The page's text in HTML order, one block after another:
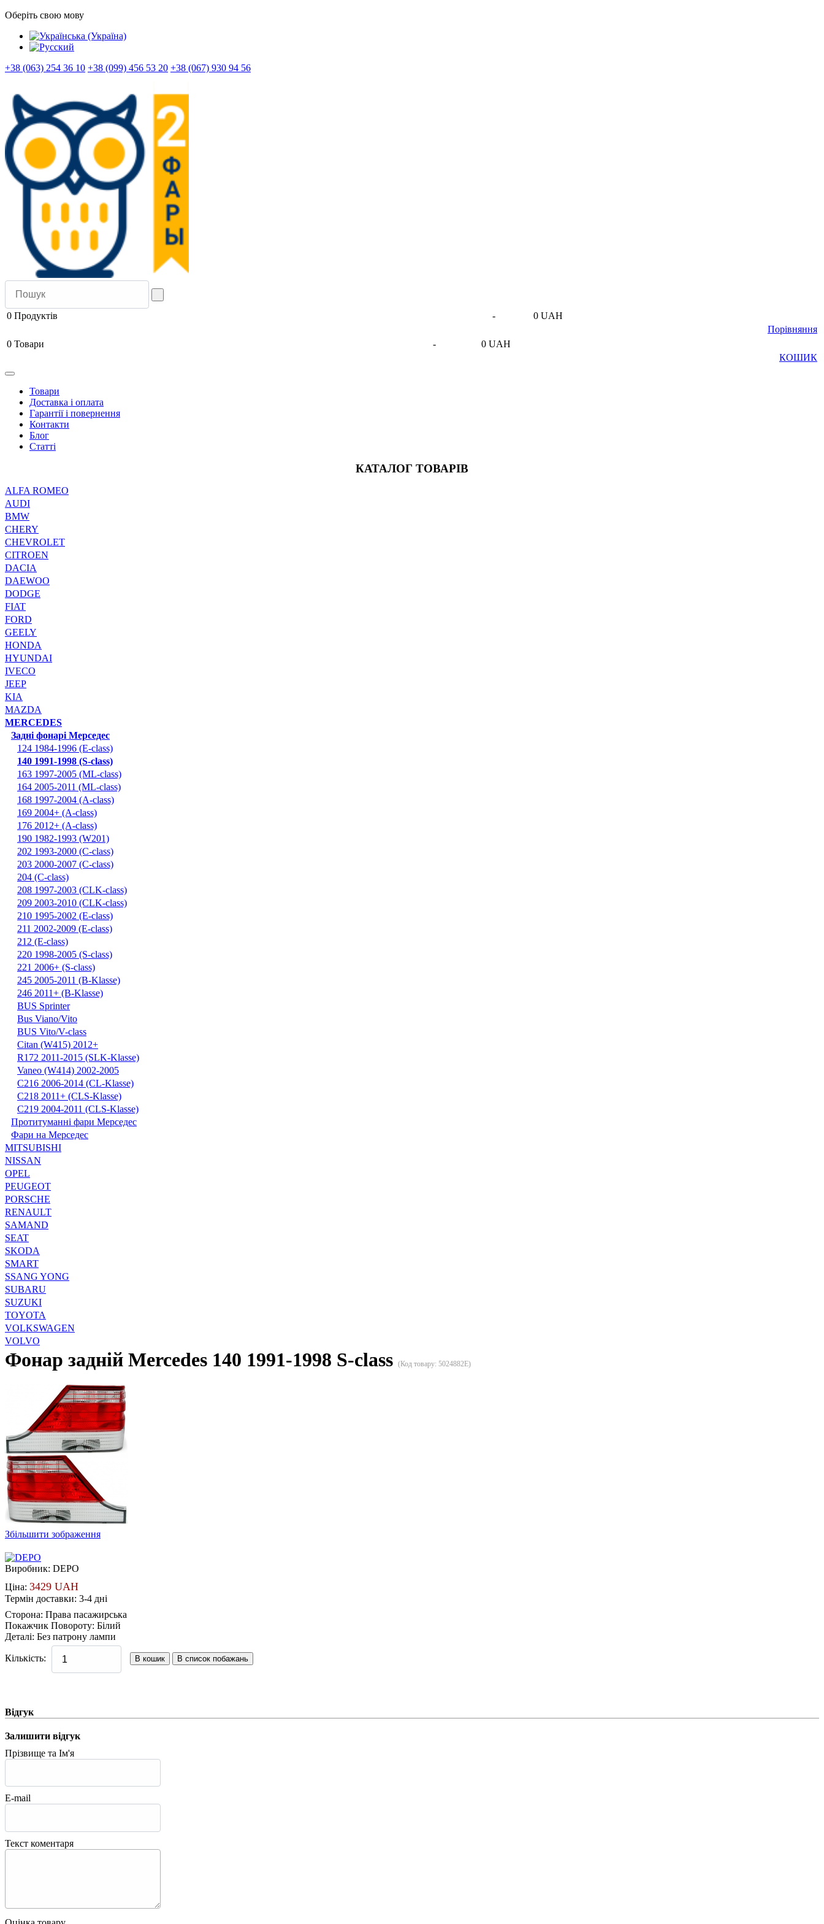
Оберіть свою мову
+38 (063) 254 36 10 +38 (099) 456 53 20 +38 (067) 930 94 56
0 Продуктів -
0 UAH
Порівняння
0 Товари -
0 UAH
КОШИК
Товари
Доставка і оплата
Гарантії і повернення
Контакти
Блог
Статті
КАТАЛОГ ТОВАРІВ
ALFA ROMEO
AUDI
BMW
CHERY
CHEVROLET
CITROEN
DACIA
DAEWOO
DODGE
FIAT
FORD
GEELY
HONDA
HYUNDAI
IVECO
JEEP
KIA
MAZDA
MERCEDES
Задні фонарі Мерседес
124 1984-1996 (E-class)
140 1991-1998 (S-class)
163 1997-2005 (ML-class)
164 2005-2011 (ML-class)
168 1997-2004 (A-class)
169 2004+ (A-class)
176 2012+ (A-class)
190 1982-1993 (W201)
202 1993-2000 (C-class)
203 2000-2007 (C-class)
204 (C-class)
208 1997-2003 (CLK-class)
209 2003-2010 (CLK-class)
210 1995-2002 (E-class)
211 2002-2009 (E-class)
212 (E-class)
220 1998-2005 (S-class)
221 2006+ (S-class)
245 2005-2011 (B-Klasse)
246 2011+ (B-Klasse)
BUS Sprinter
Bus Viano/Vito
BUS Vito/V-class
Citan (W415) 2012+
R172 2011-2015 (SLK-Klasse)
Vaneo (W414) 2002-2005
С216 2006-2014 (CL-Klasse)
С218 2011+ (CLS-Klasse)
С219 2004-2011 (CLS-Klasse)
Протитуманні фари Мерседес
Фари на Мерседес
MITSUBISHI
NISSAN
OPEL
PEUGEOT
PORSCHE
RENAULT
SAMAND
SEAT
SKODA
SMART
SSANG YONG
SUBARU
SUZUKI
TOYOTA
VOLKSWAGEN
VOLVO
Фонар задній Mercedes 140 1991-1998 S-class (Код товару: 5024882E)
Збільшити зображення
Виробник: DEPO
Ціна: 3429 UAH
Термін доставки: 3-4 дні
Сторона: Права пасажирська
Покажчик Повороту: Білий
Деталі: Без патрону лампи
Кількість:
Відгук
Залишити відгук
Прізвище та Ім'я
E-mail
Текст коментаря